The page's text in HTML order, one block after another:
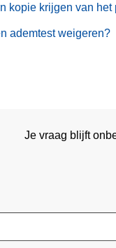
kopie krijgen van
ademtest weigeren?
Je vraag blijft